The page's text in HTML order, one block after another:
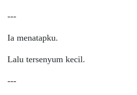
---
Ia menatapku.
Lalu tersenyum kecil.
---